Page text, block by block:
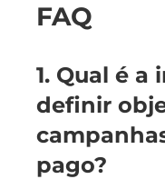
FAQ
1. Qual é
definir
pago?